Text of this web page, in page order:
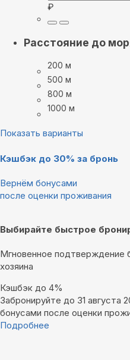
₽
Расстояние до
200 м
500 м
800 м
1000 м
Показать варианты
Кэшбэк до 30% за бронь
Вернём бонусами
после оценки проживания
Выбирайте быстрое
Мгновенное подтверждение
хозяина
Кэшбэк до 4%
Забронируйте до 31 августа
бонусами после оценки
Подробнее